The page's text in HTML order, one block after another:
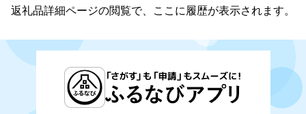
返礼品詳細ページの閲覧で、ここに履歴が表示されます。